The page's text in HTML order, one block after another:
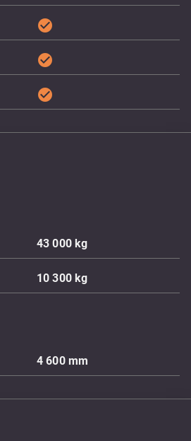
check_circle
check_circle
check_circle
43 000kg
10 300kg
4 600 mm